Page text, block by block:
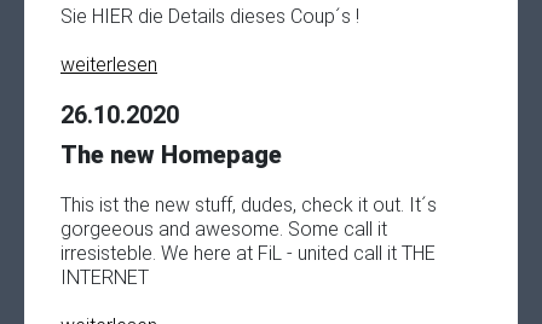
Sie HIER die Details dieses Coup´s !
weiterlesen
26.10.2020
The new Homepage
This ist the new stuff, dudes, check it out. It´s
gorgeeous and awesome. Some call it
irresisteble. We here at FiL - united call it THE
INTERNET